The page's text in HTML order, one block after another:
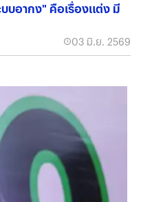
บอากง" คือเรื่องแต่ง มี
03 มิ.ย. 2569